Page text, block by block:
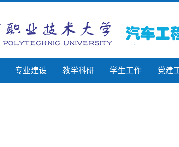
专业建设 教学科研 学生工作 党建